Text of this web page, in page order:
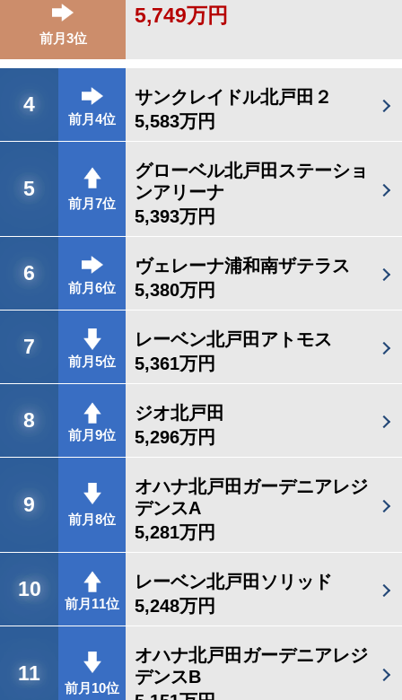
前月3位
5,749万円
4
前月4位
サンクレイドル北戸田２
5,583万円
5
前月7位
グローベル北戸田ステーショ
ンアリーナ
5,393万円
6
前月6位
ヴェレーナ浦和南ザテラス
5,380万円
7
前月5位
レーベン北戸田アトモス
5,361万円
8
前月9位
ジオ北戸田
5,296万円
9
前月8位
オハナ北戸田ガーデニアレジ
デンスA
5,281万円
10
前月11位
レーベン北戸田ソリッド
5,248万円
11
前月10位
オハナ北戸田ガーデニアレジ
デンスB